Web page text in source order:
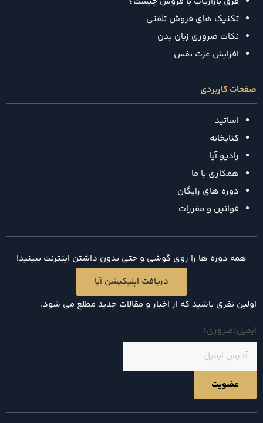
تکنیک‌ های فروش تلفنی
نکات ضروری زبان بدن
افزایش عزت نفس
صفحات کاربردی
اساتید
کتابخانه
رادیو آیا
همکاری با ما
دوره های رایگان
قوانین و مقررات
همه دوره ها را روی گوشی و حتی بدون داشتن اینترنت ببینید!
دریافت اپلیکیشن آیا
اولین نفری باشید که از اخبار و مقالات جدید مطلع می شود.
ایمیل(ضروری)